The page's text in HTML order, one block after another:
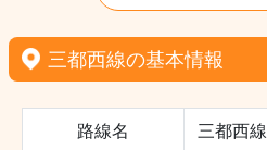
三都西線の基本情報
路線名 三都西線